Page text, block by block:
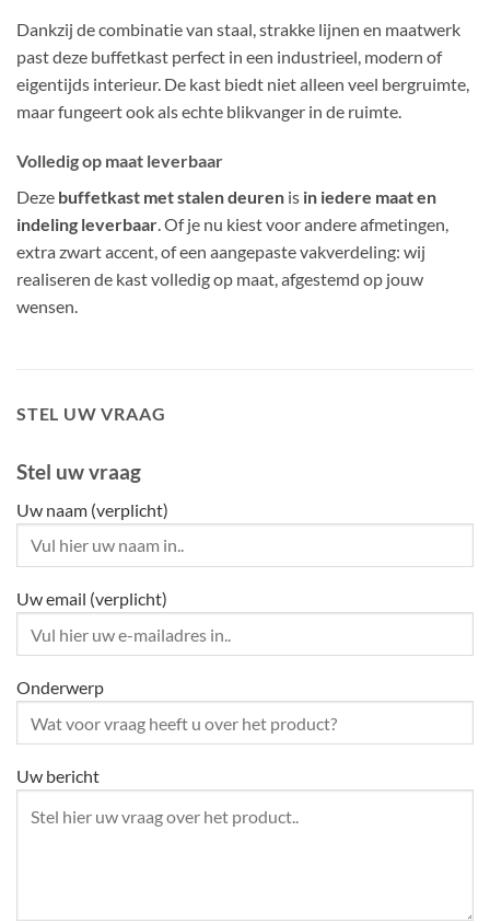
Dankzij de combinatie van staal, strakke lijnen en maatwerk
past deze buffetkast perfect in een industrieel, modern of
eigentijds interieur. De kast biedt niet alleen veel bergruimte,
maar fungeert ook als echte blikvanger in de ruimte.
Volledig op maat leverbaar
Deze buffetkast met stalen deuren is in iedere maat en
indeling leverbaar. Of je nu kiest voor andere afmetingen,
extra zwart accent, of een aangepaste vakverdeling: wij
realiseren de kast volledig op maat, afgestemd op jouw
wensen.
STEL UW VRAAG
Stel uw vraag
Uw naam (verplicht)
Uw email (verplicht)
Onderwerp
Uw bericht